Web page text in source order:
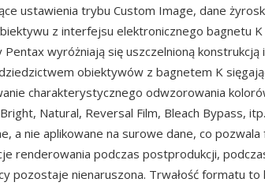
ustawienia trybu Custom Image, dane
z interfejsu elektronicznego bagnetu
wyróżniają się uszczelnioną konstrukcją i
obiektywów z bagnetem K
charakterystycznego odwzorowania
Natural, Reversal Film, Bleach Bypass,
a nie aplikowane na surowe dane, co
renderowania podczas postprodukcji,
pozostaje nienaruszona. Trwałość formatu to